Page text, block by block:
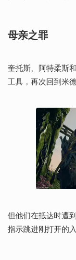
母亲之罪
奎托斯、阿特柔斯
工具，再次回到米
但他们在抵达时遭
指示跳进刚打开的